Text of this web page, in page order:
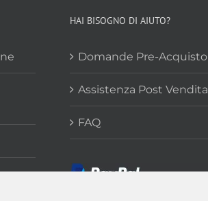
HAI BISOGNO DI AIUTO?
Domande Pre-Acquisto
Assistenza Post Vendita
FAQ